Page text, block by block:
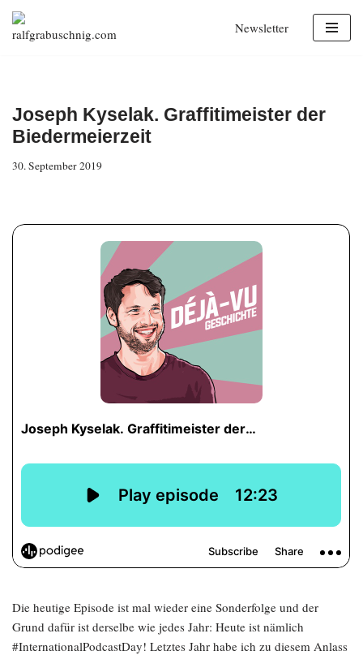
Zum
Newsletter
Joseph Kyselak. Graffitimeister der
Biedermeierzeit
30. September 2019
Die heutige Episode ist mal wieder eine Sonderfolge und der
Grund dafür ist derselbe wie jedes Jahr: Heute ist nämlich
#InternationalPodcastDay! Letztes Jahr habe ich zu diesem Anlass